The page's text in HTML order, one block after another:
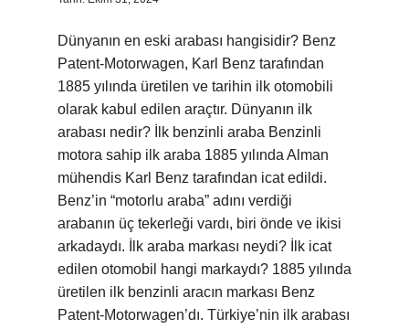
Dünyanın en eski arabası hangisidir? Benz
Patent-Motorwagen, Karl Benz tarafından
1885 yılında üretilen ve tarihin ilk otomobili
olarak kabul edilen araçtır. Dünyanın ilk
arabası nedir? İlk benzinli araba Benzinli
motora sahip ilk araba 1885 yılında Alman
mühendis Karl Benz tarafından icat edildi.
Benz’in “motorlu araba” adını verdiği
arabanın üç tekerleği vardı, biri önde ve ikisi
arkadaydı. İlk araba markası neydi? İlk icat
edilen otomobil hangi markaydı? 1885 yılında
üretilen ilk benzinli aracın markası Benz
Patent-Motorwagen’dı. Türkiye’nin ilk arabası